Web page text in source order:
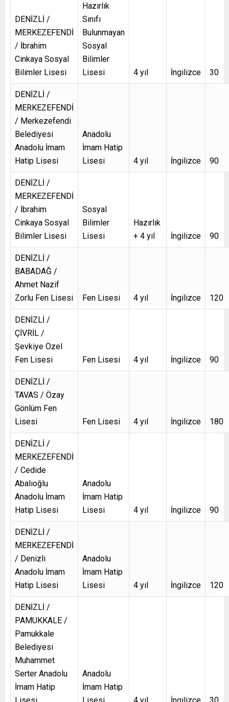
DENİZLİ /
MERKEZEFENDİ
/ İbrahim
Cinkaya Sosyal
Bilimler Lisesi
Hazırlık
Sınıfı
Bulunmayan
Sosyal
Bilimler
Lisesi
4 yıl İngilizce 30
DENİZLİ /
MERKEZEFENDİ
/ Merkezefendi
Belediyesi
Anadolu İmam
Hatip Lisesi
Anadolu
İmam Hatip
Lisesi
4 yıl İngilizce 90
DENİZLİ /
MERKEZEFENDİ
/ İbrahim
Cinkaya Sosyal
Bilimler Lisesi
Sosyal
Bilimler
Lisesi
Hazırlık
+ 4 yıl
İngilizce 90
DENİZLİ /
BABADAĞ /
Ahmet Nazif
Zorlu Fen Lisesi
Fen Lisesi 4 yıl İngilizce 120
DENİZLİ /
ÇİVRİL /
Şevkiye Özel
Fen Lisesi
Fen Lisesi 4 yıl İngilizce 90
DENİZLİ /
TAVAS / Özay
Gönlüm Fen
Lisesi
Fen Lisesi 4 yıl İngilizce 180
DENİZLİ /
MERKEZEFENDİ
/ Cedide
Abalıoğlu
Anadolu İmam
Hatip Lisesi
Anadolu
İmam Hatip
Lisesi
4 yıl İngilizce 90
DENİZLİ /
MERKEZEFENDİ
/ Denizli
Anadolu İmam
Hatip Lisesi
Anadolu
İmam Hatip
Lisesi
4 yıl İngilizce 120
DENİZLİ /
PAMUKKALE /
Pamukkale
Belediyesi
Muhammet
Serter Anadolu
İmam Hatip
Lisesi
Anadolu
İmam Hatip
Lisesi
4 yıl İngilizce 30